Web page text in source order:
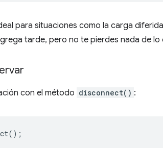
para situaciones como la carga
tarde, pero no te pierdes nada de
con el método disconnect() :
();